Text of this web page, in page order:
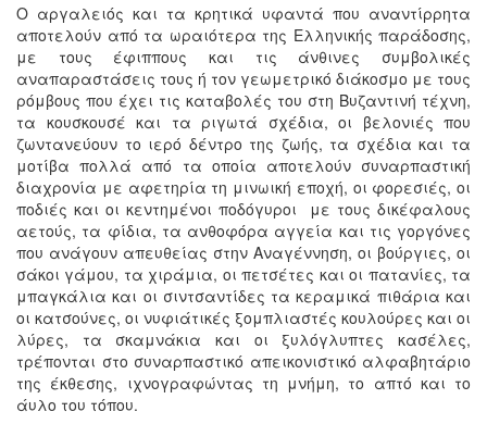
Ο αργαλειός και τα κρητικά υφαντά που αναντίρρητα
αποτελούν από τα ωραιότερα της Ελληνικής παράδοσης,
με τους έφιππους και τις άνθινες συμβολικές
αναπαραστάσεις τους ή τον γεωμετρικό διάκοσμο με τους
ρόμβους που έχει τις καταβολές του στη Βυζαντινή τέχνη,
τα κουσκουσέ και τα ριγωτά σχέδια, οι βελονιές που
ζωντανεύουν το ιερό δέντρο της ζωής, τα σχέδια και τα
μοτίβα πολλά από τα οποία αποτελούν συναρπαστική
διαχρονία με αφετηρία τη μινωική εποχή, οι φορεσιές, οι
ποδιές και οι κεντημένοι ποδόγυροι με τους δικέφαλους
αετούς, τα φίδια, τα ανθοφόρα αγγεία και τις γοργόνες
που ανάγουν απευθείας στην Αναγέννηση, οι βούργιες, οι
σάκοι γάμου, τα χιράμια, οι πετσέτες και οι πατανίες, τα
μπαγκάλια και οι σιντσαντίδες τα κεραμικά πιθάρια και
οι κατσούνες, οι νυφιάτικές ξομπλιαστές κουλούρες και οι
λύρες, τα σκαμνάκια και οι ξυλόγλυπτες κασέλες,
τρέπονται στο συναρπαστικό απεικονιστικό αλφαβητάριο
της έκθεσης, ιχνογραφώντας τη μνήμη, το απτό και το
άυλο του τόπου.